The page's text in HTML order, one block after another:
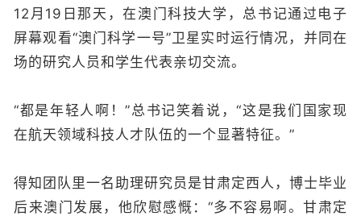
12月19日那天，在澳门科技大学，总书记通过电子
屏幕观看“澳门科学一号”卫星实时运行情况，并同在
场的研究人员和学生代表亲切交流。
“都是年轻人啊！”总书记笑着说，“这是我们国家现
在航天领域科技人才队伍的一个显著特征。”
得知团队里一名助理研究员是甘肃定西人，博士毕业
后来澳门发展，他欣慰感慨：“多不容易啊。甘肃定